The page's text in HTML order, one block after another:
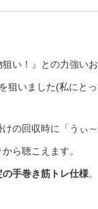
い！』との力強いお
狙いました(私にと
の回収時に「うぃ
ら聴こえます。
の手巻き筋トレ仕様。